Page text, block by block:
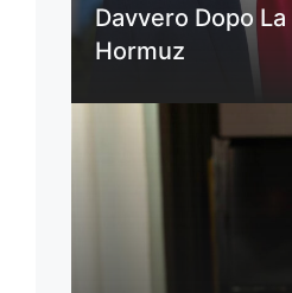
Davvero Dopo
Hormuz